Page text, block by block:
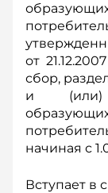
от
сбор,
и (или)
начиная с
Вступает в